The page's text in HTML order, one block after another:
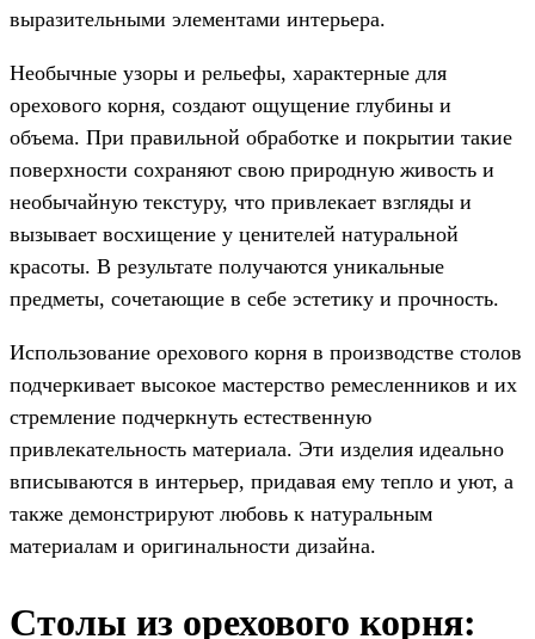
выразительными элементами интерьера.
Необычные узоры и рельефы, характерные для
орехового корня, создают ощущение глубины и
объема. При правильной обработке и покрытии такие
поверхности сохраняют свою природную живость и
необычайную текстуру, что привлекает взгляды и
вызывает восхищение у ценителей натуральной
красоты. В результате получаются уникальные
предметы, сочетающие в себе эстетику и прочность.
Использование орехового корня в производстве столов
подчеркивает высокое мастерство ремесленников и их
стремление подчеркнуть естественную
привлекательность материала. Эти изделия идеально
вписываются в интерьер, придавая ему тепло и уют, а
также демонстрируют любовь к натуральным
материалам и оригинальности дизайна.
Столы из орехового корня: